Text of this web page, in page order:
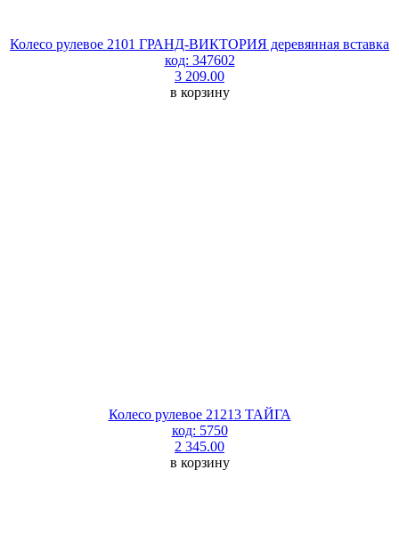
Колесо рулевое 2101 ГРАНД-ВИКТОРИЯ деревянная вставка
код: 347602
3 209.00
в корзину
Колесо рулевое 21213 ТАЙГА
код: 5750
2 345.00
в корзину